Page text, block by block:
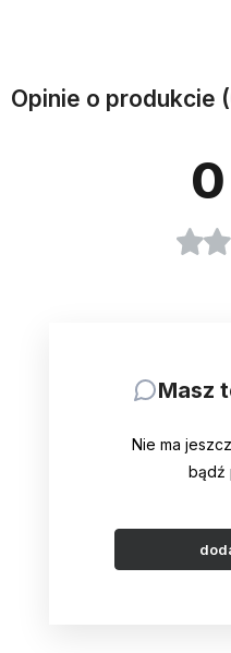
Opinie o produkcie
0
Masz
Nie ma
bądź